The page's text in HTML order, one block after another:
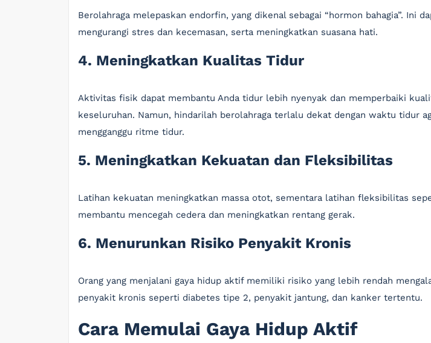
Berolahraga melepaskan endorfin, yang dikenal sebagai “hormon bahagia”. Ini
mengurangi stres dan kecemasan, serta meningkatkan suasana hati.
4. Meningkatkan Kualitas Tidur
Aktivitas fisik dapat membantu Anda tidur lebih nyenyak dan memperbaiki
keseluruhan. Namun, hindarilah berolahraga terlalu dekat dengan waktu tidur
mengganggu ritme tidur.
5. Meningkatkan Kekuatan dan Fleksibilitas
Latihan kekuatan meningkatkan massa otot, sementara latihan fleksibilitas
membantu mencegah cedera dan meningkatkan rentang gerak.
6. Menurunkan Risiko Penyakit Kronis
Orang yang menjalani gaya hidup aktif memiliki risiko yang lebih rendah
penyakit kronis seperti diabetes tipe 2, penyakit jantung, dan kanker tertentu.
Cara Memulai Gaya Hidup Aktif